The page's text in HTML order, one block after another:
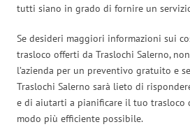
tutti siano in grado di fornire un
Se desideri maggiori informazioni sui
trasloco offerti da Traslochi Salerno,
l’azienda per un preventivo gratuito e
Traslochi Salerno sarà lieto di
e di aiutarti a pianificare il tuo trasloco
modo più efficiente possibile.